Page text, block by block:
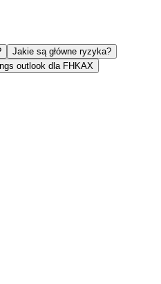
Jakie są główne ryzyka?
outlook dla FHKAX